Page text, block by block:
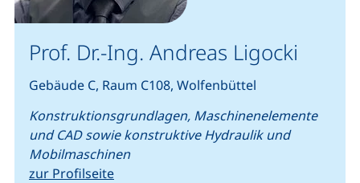
Prof. Dr.-Ing. Andreas Ligocki
Gebäude C, Raum C108, Wolfenbüttel
Konstruktionsgrundlagen, Maschinenelemente
und CAD sowie konstruktive Hydraulik und
Mobilmaschinen
zur Profilseite